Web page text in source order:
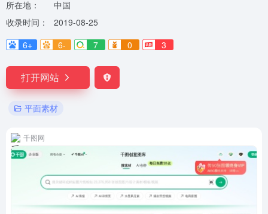
所在地：
中国
收录时间：
2019-08-25
6+
6- 7 0 3
打开网站
平面素材
千图网